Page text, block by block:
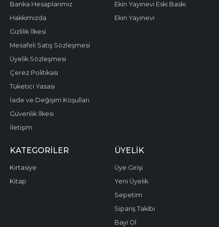
Banka Hesaplarımız
Hakkımızda
Gizlilik İlkesi
Mesafeli Satış Sözleşmesi
Üyelik Sözleşmesi
Çerez Politikası
Tüketici Yasası
İade ve Değişim Koşulları
Güvenlik İlkesi
İletişim
Ekin Yayınevi Eski Baskı
Ekin Yayınevi
KATEGORILER
Kırtasiye
Kitap
ÜYELIK
Üye Girişi
Yeni Üyelik
Sepetim
Sipariş Takibi
Bayi Ol